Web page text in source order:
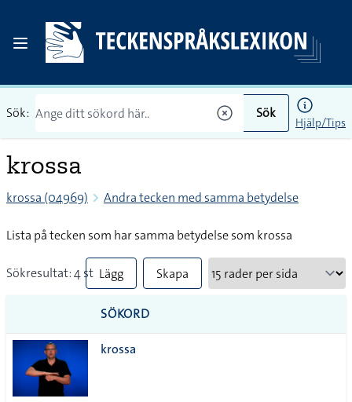
Sök: Sök
Hjälp/Tips
krossa
krossa (04969) Andra tecken med samma betydelse
Lista på tecken som har samma betydelse som krossa
Sökresultat: 4 st Lägg
till
alla i
Skapa
SÖKORD
krossa